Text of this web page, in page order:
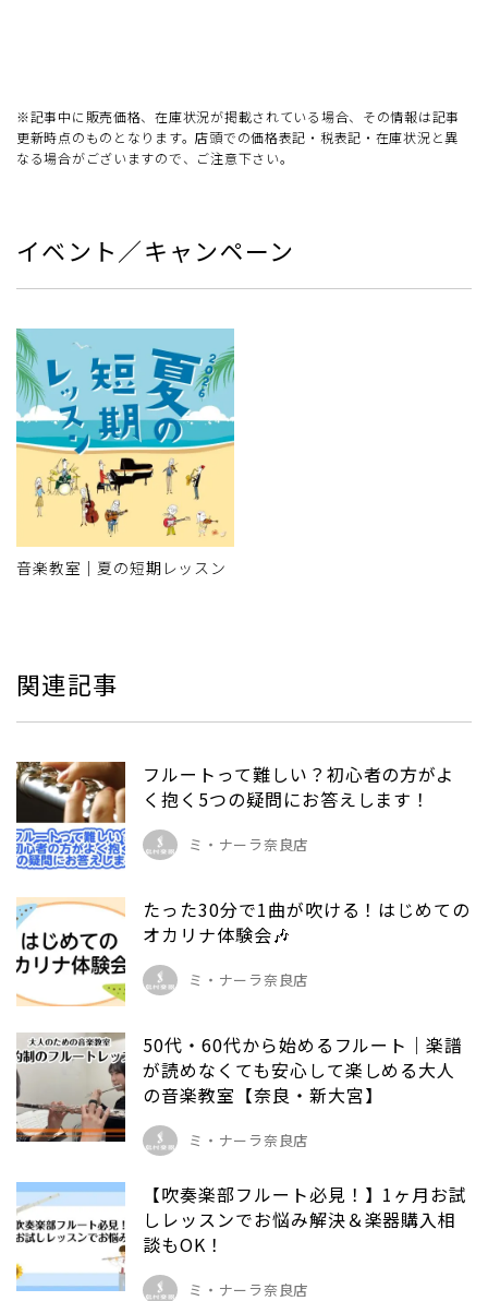
※記事中に販売価格、在庫状況が掲載されている場合、その情報は記事
更新時点のものとなります。店頭での価格表記・税表記・在庫状況と異
なる場合がございますので、ご注意下さい。
イベント／キャンペーン
音楽教室｜夏の短期レッスン
関連記事
フルートって難しい？初心者の方がよ
く抱く5つの疑問にお答えします！
ミ・ナーラ奈良店
たった30分で1曲が吹ける！はじめての
オカリナ体験会🎶
ミ・ナーラ奈良店
50代・60代から始めるフルート｜楽譜
が読めなくても安心して楽しめる大人
の音楽教室【奈良・新大宮】
ミ・ナーラ奈良店
【吹奏楽部フルート必見！】1ヶ月お試
しレッスンでお悩み解決＆楽器購入相
談もOK！
ミ・ナーラ奈良店